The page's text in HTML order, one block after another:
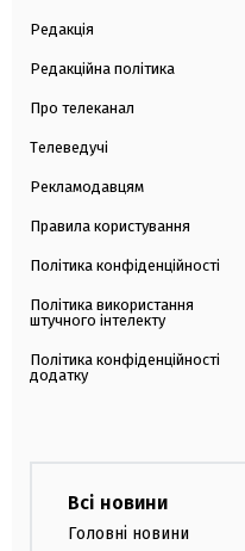
Редакція
Редакційна політика
Про телеканал
Телеведучі
Рекламодавцям
Правила користування
Політика конфіденційності
Політика використання
штучного інтелекту
Політика конфіденційності
додатку
Всі новини
Головні новини